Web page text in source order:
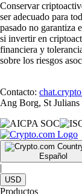
Conservar
ser adecuado para
pasado no garantiza
si invertir en
financiera y
sobre los riesgos
Contacto:
Ang Borg, St
Español
|
USD
Productos